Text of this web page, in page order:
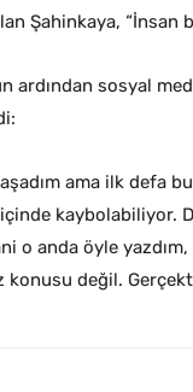
Şahinkaya, “İnsan
ardından sosyal
ama ilk defa
içinde
o anda öyle
konusu değil.